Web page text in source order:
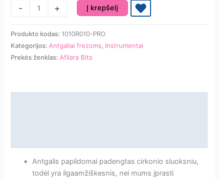
-
produkto
kiekis:
formos
+ Į krepšelį
Produkto kodas:1010R010-PRO
Kategorijos:Antgaliai frezoms, Instrumentai
Prekės ženklas:Afilara Bits
Antgalis papildomai padengtas cirkonio sluoksniu,
todėl yra ilgaamžiškesnis, nei mums įprasti